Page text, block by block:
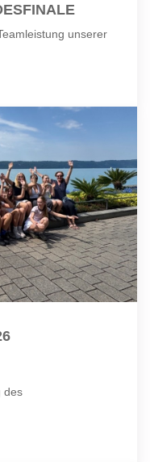
unserer
des